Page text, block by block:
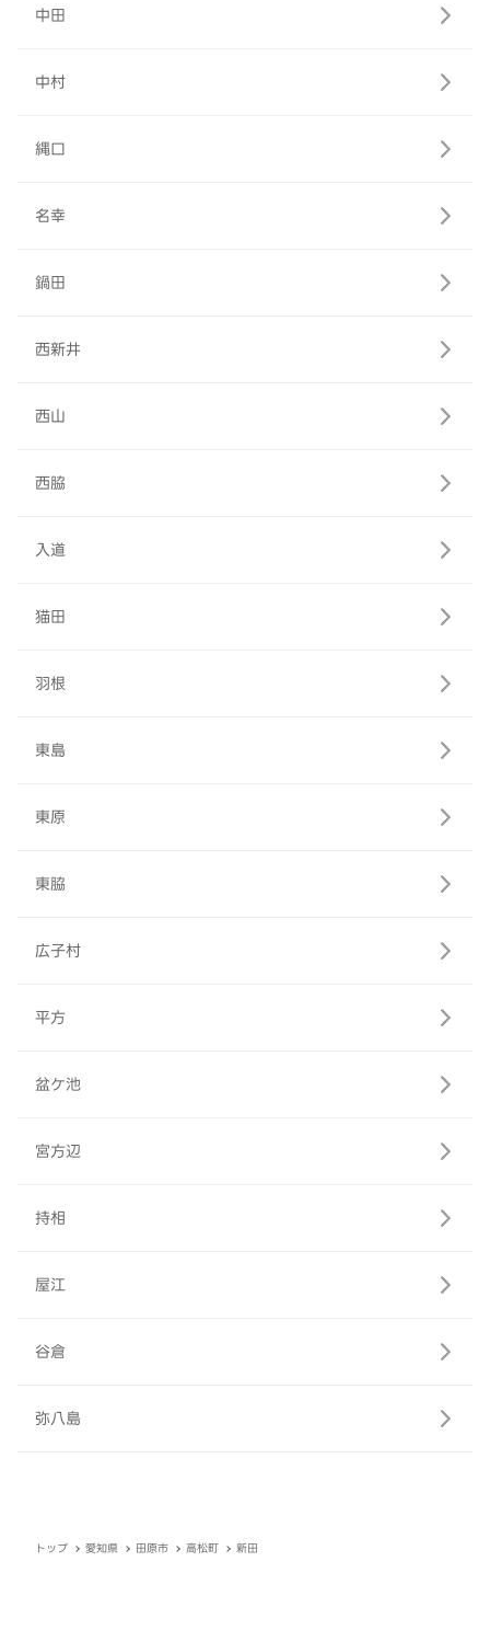
中田
中村
縄口
名幸
鍋田
西新井
西山
西脇
入道
猫田
羽根
東島
東原
東脇
広子村
平方
盆ケ池
宮方辺
持相
屋江
谷倉
弥八島
トップ 愛知県 田原市 高松町 新田